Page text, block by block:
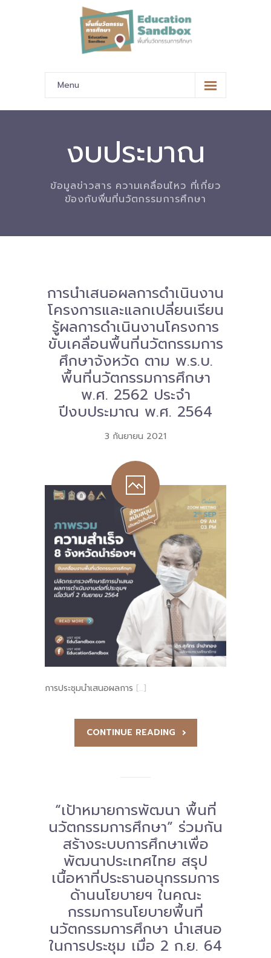
Menu
หน้าหลัก
-- มาตรฐานข้อมูลและมาตรฐานการแลกเปลี่ยนข้อมูล
-- สถานศึกษานำร่อง
-- วีดิทัศน์นำเสนอสถานศึกษานำร่อง
Download
-- หนังสือและเอกสาร
-- กฎหมาย
---- เจตนารมณ์ของ พ.ร.บ.
---- พ.ร.บ. และอนุบัญญัติ
---- พ.ร.ฎ. ขยายเวลาใช้บังคับ พ.ร.บ.พื้นที่นวัตกรรมการ
การศึกษา พ.ศ. 2562
---- รับฟังความคิดเห็นร่าง พ.ร.ฎ. ฯ
---- รายงานการวิเคราะห์ผลกระทบที่อาจเกิดขึ้นจากกฎ
หมายฯ
-- รายงานคณะผู้ประเมินอิสระ
---- รอบประเมิน (พ.ศ. 2562-2564)
---- ปีการศึกษา 2564
---- ปีการศึกษา 2565
---- ปีการศึกษา 2567
-- เอกสารเผยแพร่
-- คณะกรรมการนโยบายพื้นที่นวัตกรรมการศึกษา
-- คณะอนุกรรมการ 6 คณะ
-- ทีมงาน สบน.
ติดต่อเรา
งบประมาณ
ข้อมูลข่าวสาร ความเคลื่อนไหว ที่เกี่ยว
ข้องกับพื่นที่นวัตกรรมการศึกษา
การนำเสนอผลการดำเนินงาน
โครงการและแลกเปลี่ยนเรียน
รู้ผลการดำเนินงานโครงการ
ขับเคลื่อนพื้นที่นวัตกรรมการ
ศึกษาจังหวัด ตาม พ.ร.บ.
พื้นที่นวัตกรรมการศึกษา
พ.ศ. 2562 ประจำ
ปีงบประมาณ พ.ศ. 2564
3 กันยายน 2021
การประชุมนำเสนอผลการ […]
CONTINUE READING
“เป้าหมายการพัฒนา พื้นที่
นวัตกรรมการศึกษา” ร่วมกัน
สร้างระบบการศึกษาเพื่อ
พัฒนาประเทศไทย สรุป
เนื้อหาที่ประธานอนุกรรมการ
ด้านนโยบายฯ ในคณะ
กรรมการนโยบายพื้นที่
นวัตกรรมการศึกษา นำเสนอ
ในการประชุม เมื่อ 2 ก.ย. 64